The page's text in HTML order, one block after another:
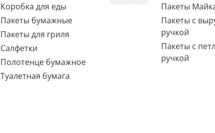
Коробка для еды
Пакеты бумажные
Пакеты для гриля
Салфетки
Полотенце бумажное
Туалетная бумага
Пакеты
Пакеты с
ручкой
Пакеты с
ручкой